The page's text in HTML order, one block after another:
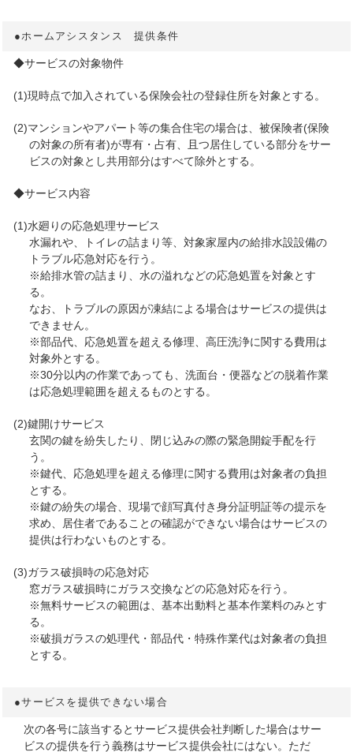
●ホームアシスタンス 提供条件
◆サービスの対象物件
(1)現時点で加入されている保険会社の登録住所を対象とする。
(2)マンションやアパート等の集合住宅の場合は、被保険者(保険
の対象の所有者)が専有・占有、且つ居住している部分をサー
ビスの対象とし共用部分はすべて除外とする。
◆サービス内容
(1)水廻りの応急処理サービス
水漏れや、トイレの詰まり等、対象家屋内の給排水設設備の
トラブル応急対応を行う。
※給排水管の詰まり、水の溢れなどの応急処置を対象とす
る。
なお、トラブルの原因が凍結による場合はサービスの提供は
できません。
※部品代、応急処置を超える修理、高圧洗浄に関する費用は
対象外とする。
※30分以内の作業であっても、洗面台・便器などの脱着作業
は応急処理範囲を超えるものとする。
(2)鍵開けサービス
玄関の鍵を紛失したり、閉じ込みの際の緊急開錠手配を行
う。
※鍵代、応急処理を超える修理に関する費用は対象者の負担
とする。
※鍵の紛失の場合、現場で顔写真付き身分証明証等の提示を
求め、居住者であることの確認ができない場合はサービスの
提供は行わないものとする。
(3)ガラス破損時の応急対応
窓ガラス破損時にガラス交換などの応急対応を行う。
※無料サービスの範囲は、基本出動料と基本作業料のみとす
る。
※破損ガラスの処理代・部品代・特殊作業代は対象者の負担
とする。
●サービスを提供できない場合
次の各号に該当するとサービス提供会社判断した場合はサー
ビスの提供を行う義務はサービス提供会社にはない。ただ